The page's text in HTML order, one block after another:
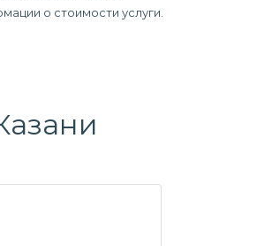
о стоимости услуги.